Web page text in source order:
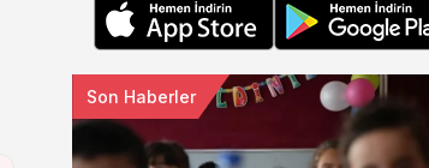
Son Haberler